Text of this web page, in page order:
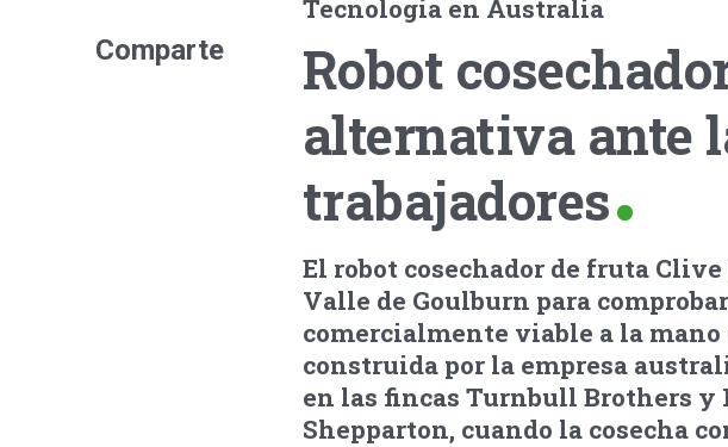
Comparte
Tecnología en Australia
Robot
alternativa ante
trabajadores
El robot cosechador de fruta
Valle de Goulburn para
comercialmente viable a la
construida por la empresa
en las fincas Turnbull Brothers y
Shepparton, cuando la cosecha